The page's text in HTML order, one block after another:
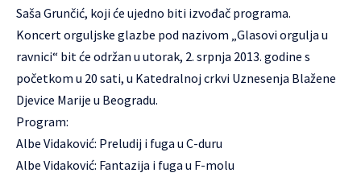
Saša Grunčić, koji će ujedno biti izvođač programa.
Koncert orguljske glazbe pod nazivom „Glasovi orgulja u
ravnici“ bit će održan u utorak, 2. srpnja 2013. godine s
početkom u 20 sati, u Katedralnoj crkvi Uznesenja Blažene
Djevice Marije u Beogradu.
Program:
Albe Vidaković: Preludij i fuga u C-duru
Albe Vidaković: Fantazija i fuga u F-molu